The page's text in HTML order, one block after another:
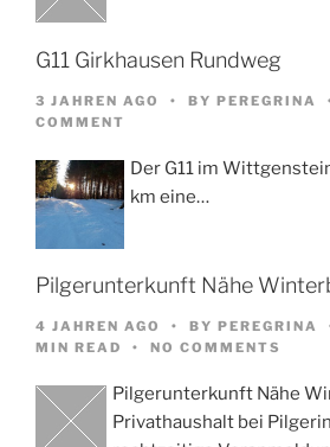
G11 Girkhausen Rundweg
3 JAHREN AGO BY PEREGRINA
COMMENT
Der G11 im
km eine…
Pilgerunterkunft Nähe
4 JAHREN AGO BY PEREGRINA
MIN READ
NO COMMENTS
Pilgerunterkunft Nähe
Privathaushalt bei